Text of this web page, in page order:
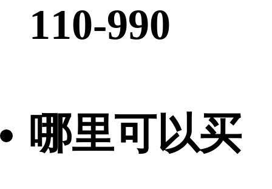
110-990
哪里可以买